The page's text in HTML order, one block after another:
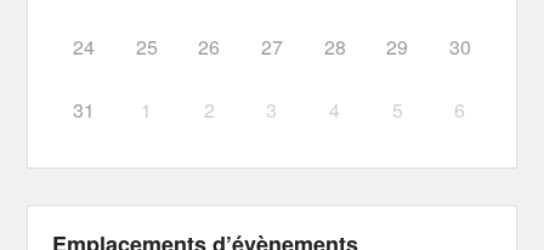
24 25 26 27 28 29 30
31 1 2 3 4 5 6